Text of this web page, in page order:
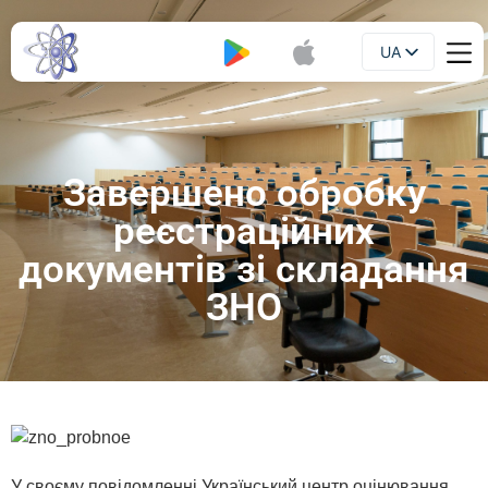
UA
EN
Завершено обробку
реєстраційних
документів зі складання
ЗНО